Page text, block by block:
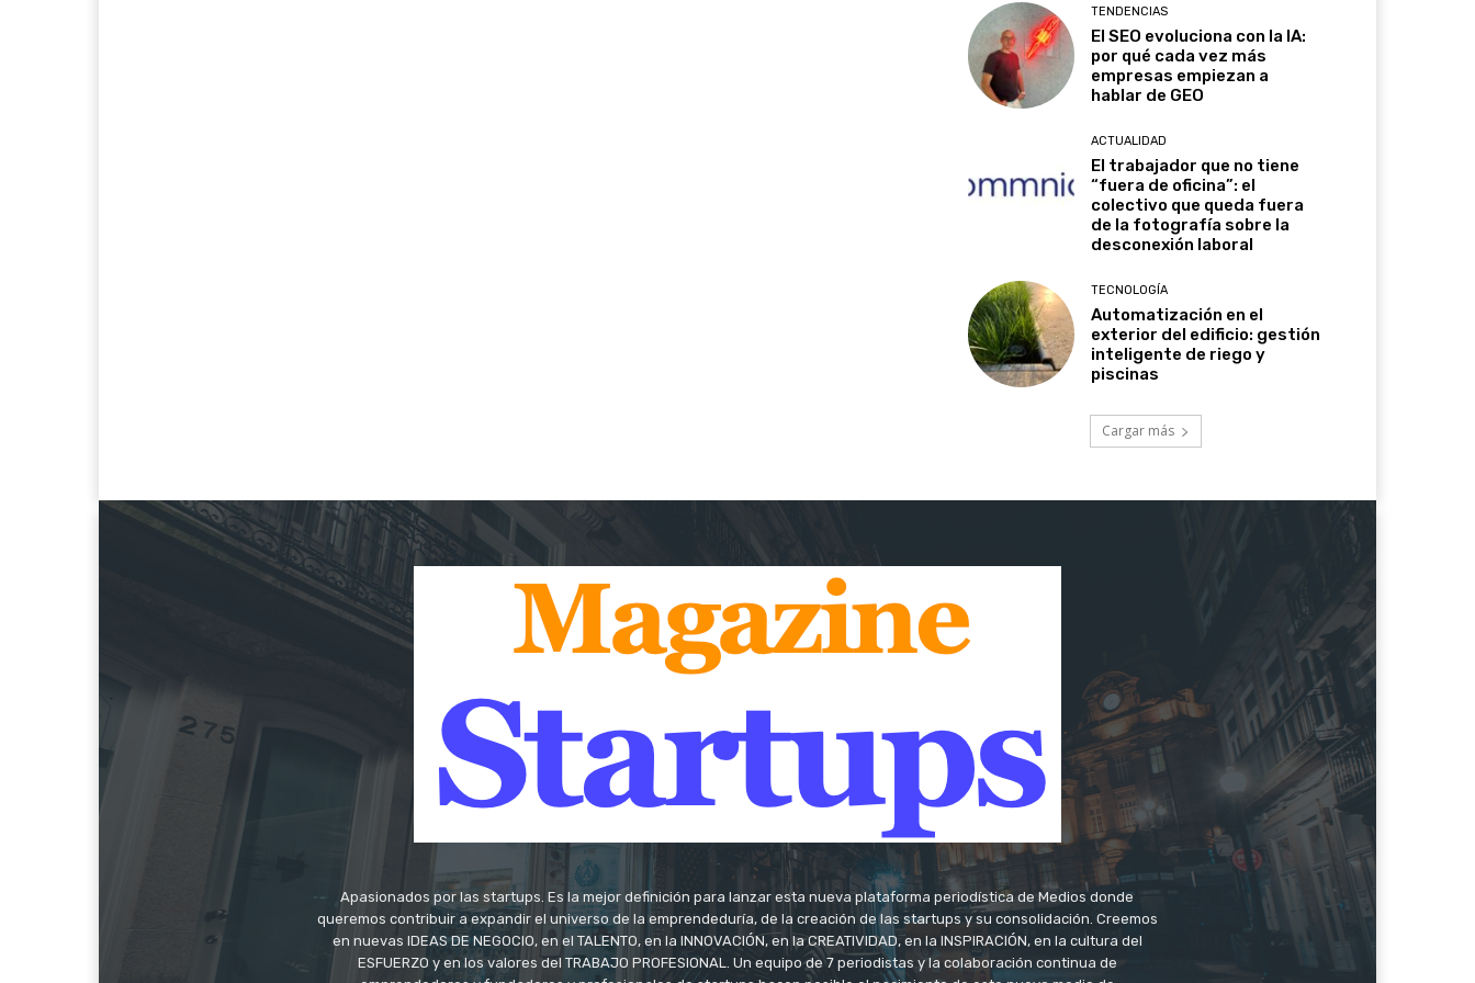
TENDENCIAS
El SEO evoluciona con la IA:
por qué cada vez más
empresas empiezan a
hablar de GEO
ACTUALIDAD
El trabajador que no tiene
“fuera de oficina”: el
colectivo que queda fuera
de la fotografía sobre la
desconexión laboral
TECNOLOGÍA
Automatización en el
exterior del edificio: gestión
inteligente de riego y
piscinas
Cargar más
Apasionados por las startups. Es la mejor definición para lanzar esta nueva plataforma periodística de Medios donde
queremos contribuir a expandir el universo de la emprendeduría, de la creación de las startups y su consolidación. Creemos
en nuevas IDEAS DE NEGOCIO, en el TALENTO, en la INNOVACIÓN, en la CREATIVIDAD, en la INSPIRACIÓN, en la cultura del
ESFUERZO y en los valores del TRABAJO PROFESIONAL. Un equipo de 7 periodistas y la colaboración continua de